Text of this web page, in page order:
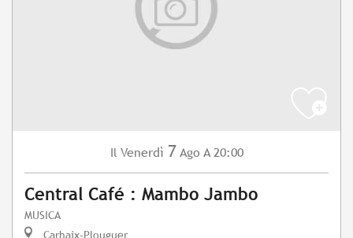
Il Venerdì 7 Ago A 20:00
Central Café : Mambo Jambo
MUSICA
Carhaix-Plouguer